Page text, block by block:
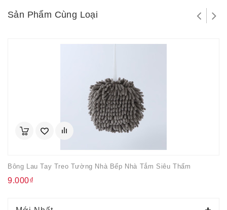
Sản Phẩm Cùng Loại
Bông Lau Tay Treo Tường Nhà Bếp Nhà Tắm Siêu Thấm
9.000₫